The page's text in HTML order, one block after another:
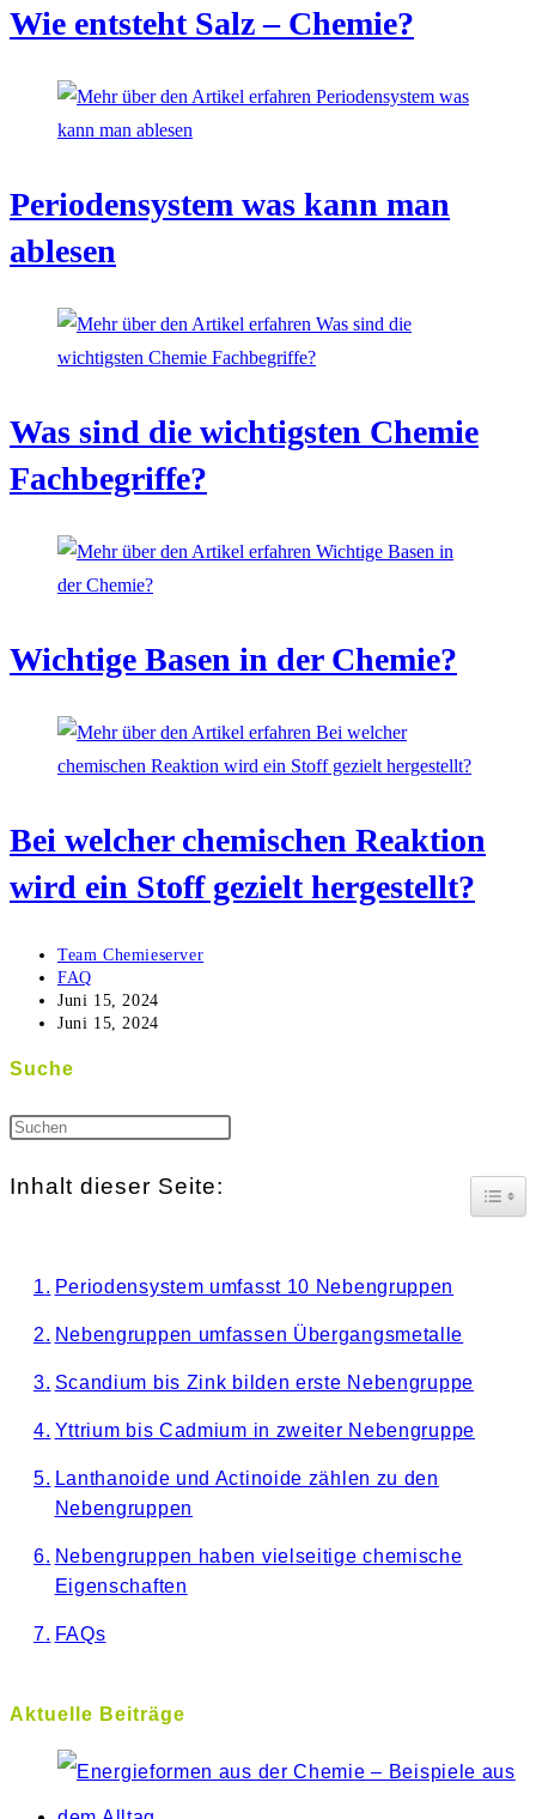
Wie entsteht Salz – Chemie?
Periodensystem was kann man
ablesen
Was sind die wichtigsten Chemie
Fachbegriffe?
Wichtige Basen in der Chemie?
Bei welcher chemischen Reaktion
wird ein Stoff gezielt hergestellt?
Beitrags-
Autor:
Team Chemieserver
Beitrags-
Kategorie:
FAQ
Beitrag
veröffentlicht:
Juni 15, 2024
Beitrag
geändert
Juni 15, 2024
Suche
panel.
Inhalt dieser Seite:
Periodensystem umfasst 10 Nebengruppen
Nebengruppen umfassen Übergangsmetalle
Scandium bis Zink bilden erste Nebengruppe
Yttrium bis Cadmium in zweiter Nebengruppe
Lanthanoide und Actinoide zählen zu den
Nebengruppen
Nebengruppen haben vielseitige chemische
Eigenschaften
FAQs
Aktuelle Beiträge